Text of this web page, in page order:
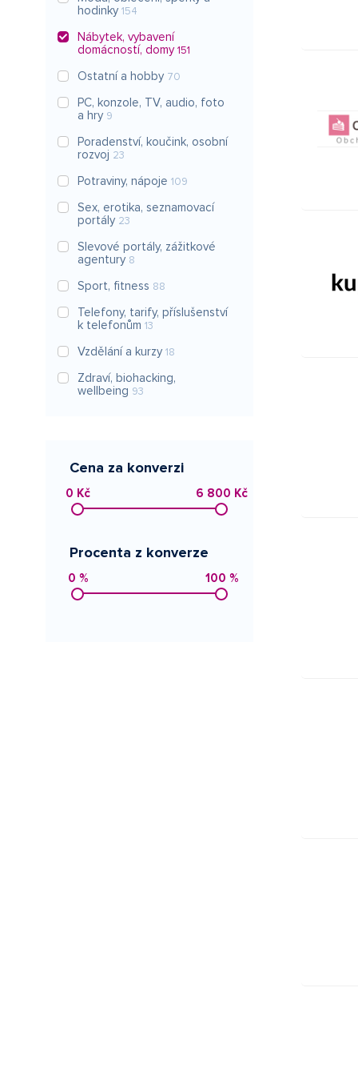
hodinky 154
Nábytek, vybavení
domácností, domy151
Ostatní a hobby 70
PC, konzole, TV, audio, foto
a hry 9
Poradenství, koučink, osobní
rozvoj 23
Potraviny, nápoje 109
Sex, erotika, seznamovací
portály 23
Slevové portály, zážitkové
agentury 8
Sport, fitness 88
Telefony, tarify, příslušenství
k telefonům 13
Vzdělání a kurzy 18
Zdraví, biohacking,
wellbeing 93
Cena za konverzi
0 Kč 6 800 Kč
Procenta z konverze
0 % 100 %